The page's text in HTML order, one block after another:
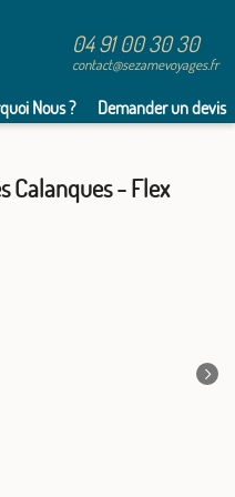
04 91 00 30 30
contact@sezamevoyages.fr
Nous ? Demander un devis
Calanques - Flex